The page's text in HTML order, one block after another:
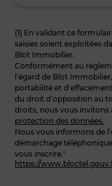
(1) En validant ce
saisies soient exploitées
Blot Immobilier.
Conformément au
l’égard de Blot
portabilité et
du droit d’opposition au
droits, nous vous invitons
protection des données.
Nous vous informons de
démarchage
vous inscrire.“
https://